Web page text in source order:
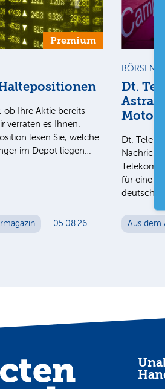
Premium
ob Ihre Aktie bereits
verraten es Ihnen.
lesen Sie, welche
im Depot liegen…
05.08.26
Dt.
Motors
Dt.
Telekom-
für eine
Aus dem